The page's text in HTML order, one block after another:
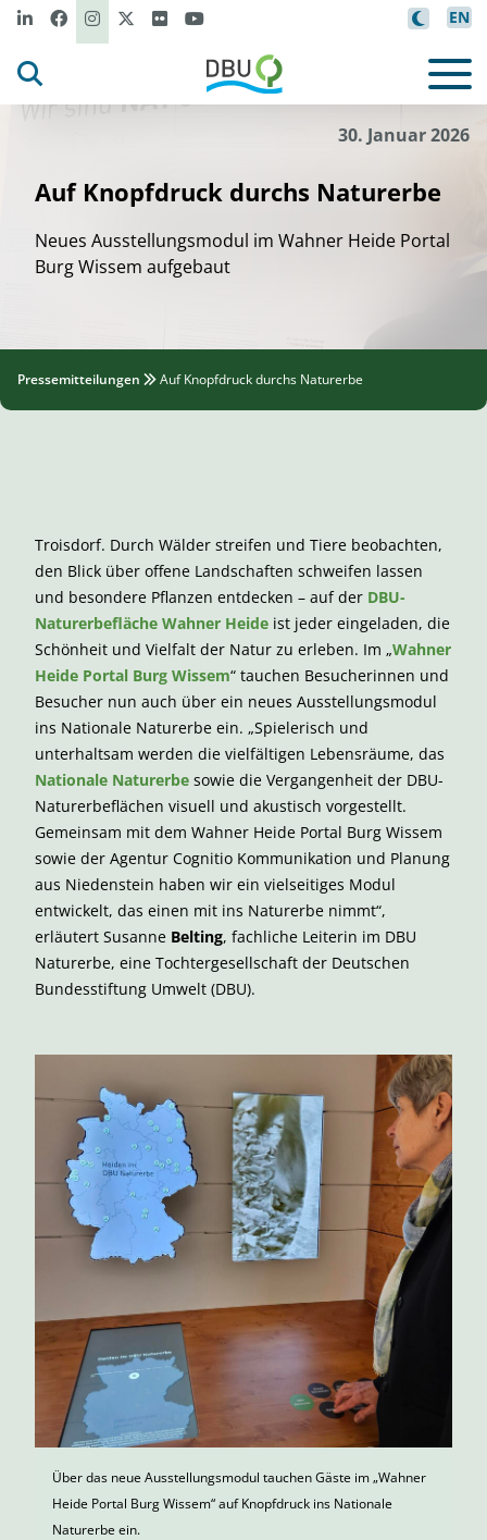
EN
©
Lena F
i tzner
30. Januar 2026
Auf Knopfdruck durchs Naturerbe
Neues Ausstellungsmodul im Wahner Heide Portal
Burg Wissem aufgebaut
Pressemitteilungen Auf Knopfdruck durchs Naturerbe
Troisdorf. Durch Wälder streifen und Tiere beobachten,
den Blick über offene Landschaften schweifen lassen
und besondere Pflanzen entdecken – auf der DBU-
Naturerbefläche Wahner Heide ist jeder eingeladen, die
Schönheit und Vielfalt der Natur zu erleben. Im „Wahner
Heide Portal Burg Wissem“ tauchen Besucherinnen und
Besucher nun auch über ein neues Ausstellungsmodul
ins Nationale Naturerbe ein. „Spielerisch und
unterhaltsam werden die vielfältigen Lebensräume, das
Nationale Naturerbe sowie die Vergangenheit der DBU-
Naturerbeflächen visuell und akustisch vorgestellt.
Gemeinsam mit dem Wahner Heide Portal Burg Wissem
sowie der Agentur Cognitio Kommunikation und Planung
aus Niedenstein haben wir ein vielseitiges Modul
entwickelt, das einen mit ins Naturerbe nimmt“,
erläutert Susanne Belting, fachliche Leiterin im DBU
Naturerbe, eine Tochtergesellschaft der Deutschen
Bundesstiftung Umwelt (DBU).
Über das neue Ausstellungsmodul tauchen Gäste im „Wahner
Heide Portal Burg Wissem“ auf Knopfdruck ins Nationale
Naturerbe ein.